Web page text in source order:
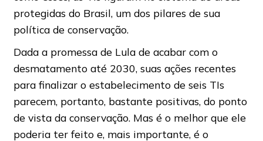
protegidas do Brasil, um dos pilares de sua
política de conservação.
Dada a promessa de Lula de acabar com o
desmatamento até 2030, suas ações recentes
para finalizar o estabelecimento de seis TIs
parecem, portanto, bastante positivas, do ponto
de vista da conservação. Mas é o melhor que ele
poderia ter feito e, mais importante, é o